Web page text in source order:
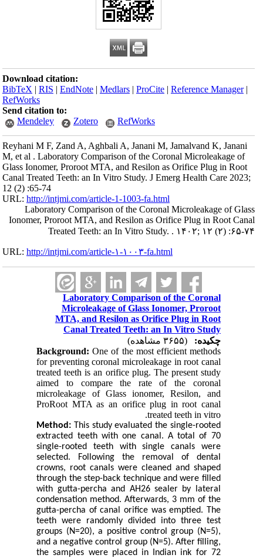
Download citation:
BibTeX |RIS |EndNote |Medlars |ProCite |Reference Manager
RefWorks
Send citation to:
Mendeley
Zotero RefWorks
Reyhani M F, Zand A, Aghbali A, Janani M, Jamalvand K, Janani
M, et al . Laboratory Comparison of the Coronal Microleakage of
Glass Ionomer, Proroot MTA, and Resilon as Orifice Plug in Root
Canal Treated Teeth: an In Vitro Study. J Emerg Health Care 2023;
12 (2) :65-74
URL:http://intjmi.com/article-1-1003-fa.html
Laboratory Comparison of the Coronal Microleakage of Glass
Ionomer, Proroot MTA, and Resilon as Orifice Plug in Root Canal
Treated Teeth: an In Vitro Study. . ۱۴۰۲; ۱۲ (۲) :۶۵-۷۴
URL:http://intjmi.com/article-۱-۱۰۰۳-fa.html
Laboratory Comparison of the Coronal
Microleakage of Glass Ionomer, Proroot
MTA, and Resilon as Orifice Plug in Root
Canal Treated Teeth: an In Vitro Study
چکیده:
Background:One of the most efficient methods
for preventing coronal microleakage in root canal
treated teeth is an orifice plug. The present study
aimed to compare the rate of the coronal
microleakage of Glass ionomer, Resilon, and
ProRoot MTA as an orifice plug in root canal
treated teeth in vitro.
Method:This study evaluated the single-rooted
extracted teeth with one canal. A total of 70
single-rooted teeth with single canals were
selected. Following the removal of dental
crowns, root canals were cleaned and shaped
through the step-back technique and were filled
with gutta-percha and AH26 sealer by lateral
condensation method. Afterwards, 3 mm of the
gutta-percha of canal orifice was emptied. The
teeth were randomly divided into three test
groups (N=20), a positive control group (N=5),
and a negative control group (N=5). After filling,
the samples were placed in Indian ink for 72